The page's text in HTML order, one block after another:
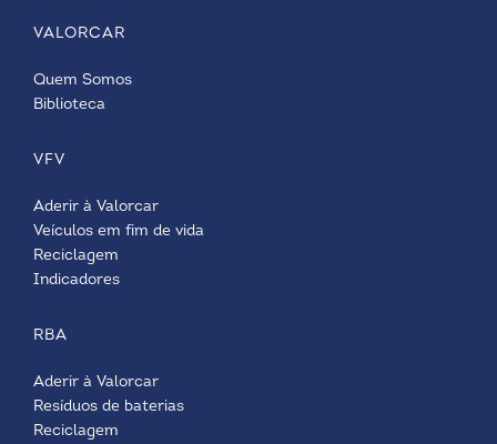
VALORCAR
Quem Somos
Biblioteca
VFV
Aderir à Valorcar
Veículos em fim de vida
Reciclagem
Indicadores
RBA
Aderir à Valorcar
Resíduos de baterias
Reciclagem